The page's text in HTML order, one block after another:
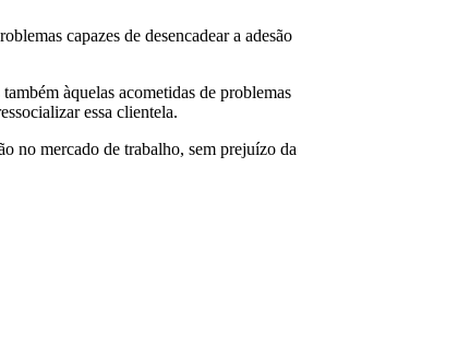
capazes de desencadear a adesão
àquelas acometidas de problemas
essa clientela.
no mercado de trabalho, sem prejuízo da